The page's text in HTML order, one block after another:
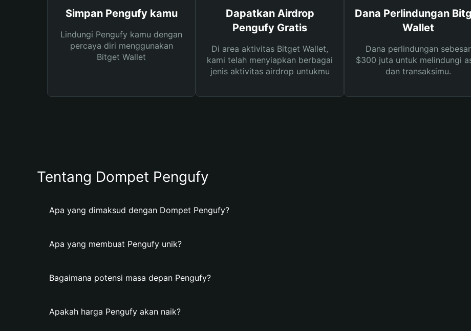
Simpan Pengufy kamu
Lindungi Pengufy kamu dengan
percaya diri menggunakan
Bitget Wallet
Dapatkan Airdrop
Pengufy Gratis
Di area aktivitas Bitget Wallet,
kami telah menyiapkan berbagai
jenis aktivitas airdrop untukmu
Dana Perlindungan
Wallet
Dana perlindungan sebesar
$300 juta untuk melindungi
dan transaksimu.
Tentang Dompet Pengufy
Apa yang dimaksud dengan Dompet Pengufy?
Apa yang membuat Pengufy unik?
Bagaimana potensi masa depan Pengufy?
Apakah harga Pengufy akan naik?